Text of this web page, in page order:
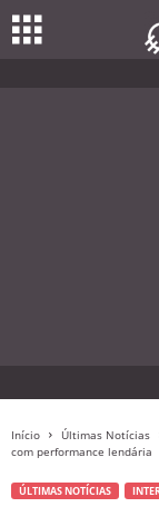
Início Últimas Notícias
com performance lendária
ÚLTIMAS NOTÍCIAS